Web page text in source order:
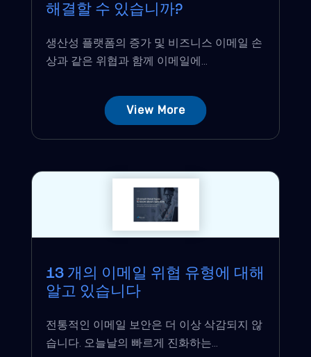
해결할 수 있습니까?
생산성 플랫폼의 증가 및 비즈니스 이메일 손
상과 같은 위협과 함께 이메일에...
View More
13 개의 이메일 위협 유형에 대해
알고 있습니다
전통적인 이메일 보안은 더 이상 삭감되지 않
습니다. 오늘날의 빠르게 진화하는...